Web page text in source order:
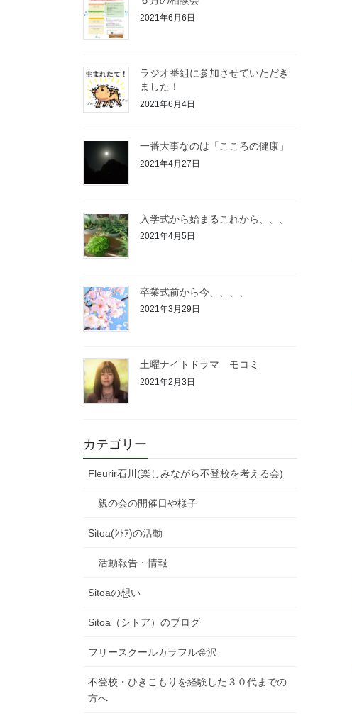
2021年6月6日
ラジオ番組に参加させていただき
ました！
2021年6月4日
一番大事なのは「こころの健康」
2021年4月27日
入学式から始まるこれから、、、
2021年4月5日
卒業式前から今、、、、
2021年3月29日
土曜ナイトドラマ モコミ
2021年2月3日
カテゴリー
Fleurir石川(楽しみながら不登校を考える会)
親の会の開催日や様子
Sitoa(ｼﾄｱ)の活動
活動報告・情報
Sitoaの想い
Sitoa（シトア）のブログ
フリースクールカラフル金沢
不登校・ひきこもりを経験した３０代までの
方へ